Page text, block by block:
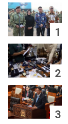
1
2
3